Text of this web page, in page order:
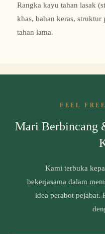
Rangka kayu tahan lasak
khas, bahan keras,
tahan lama.
FEEL
Mari Berbincang
Kami terbuka
bekerjasama dalam
idea perabot pejabat.